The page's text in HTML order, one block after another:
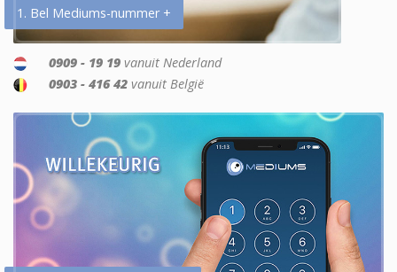
1. Bel Mediums-nummer +
0909 - 19 19 vanuit Nederland
0903 - 416 42 vanuit België